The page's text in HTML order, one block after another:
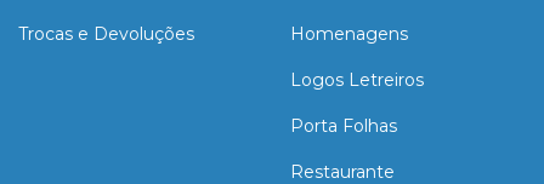
Trocas e Devoluções Homenagens
Logos Letreiros
Porta Folhas
Restaurante